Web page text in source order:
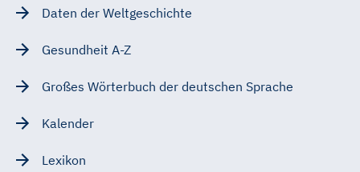
Daten der Weltgeschichte
Gesundheit A-Z
Großes Wörterbuch der deutschen Sprache
Kalender
Lexikon